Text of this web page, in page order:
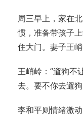
周三早上，家在
惯，准备带孩子
住大门。妻子王峭
王峭岭：“遛狗不
去。要不你去遛
李和平则情绪激